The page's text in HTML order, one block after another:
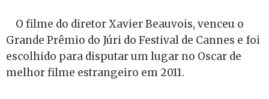
O filme do diretor Xavier Beauvois, venceu o
Grande Prêmio do Júri do Festival de Cannes e foi
escolhido para disputar um lugar no Oscar de
melhor filme estrangeiro em 2011.